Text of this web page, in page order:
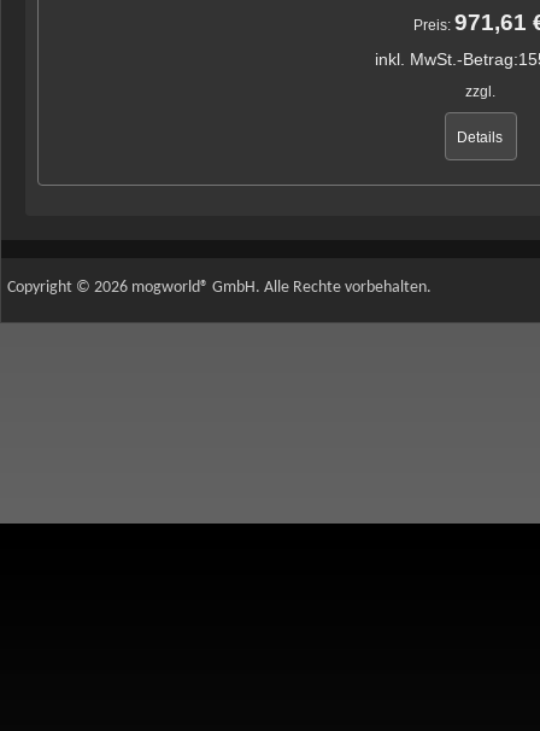
Preis:971,61
inkl. MwSt.-Betrag:
zzgl.
Details
Copyright © 2026 mogworld® GmbH. Alle Rechte vorbehalten.